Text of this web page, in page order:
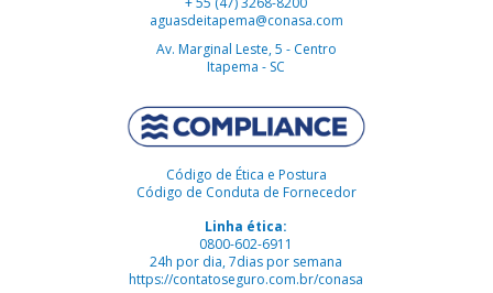
aguasdeitapema@conasa.com
Av. Marginal Leste, 5 - Centro
Itapema - SC
Código de Ética e Postura
Código de Conduta de Fornecedor
Linha ética:
0800-602-6911
24h por dia, 7dias por semana
https://contatoseguro.com.br/conasa